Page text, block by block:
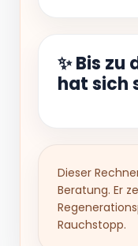
✨ Bis
hat sich
Dieser
Beratung. Er
Rauchstopp.